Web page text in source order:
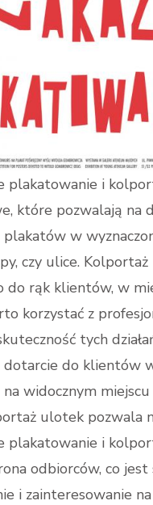
plakatowanie i
które pozwalają na
plakatów w
czy ulice.
do rąk klientów, w
korzystać z
tych
dotarcie do klientów
na widocznym
ulotek pozwala
plakatowanie i
odbiorców, co
i zainteresowanie